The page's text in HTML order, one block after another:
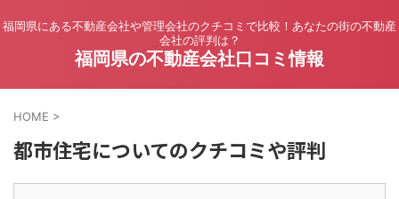
福岡県にある不動産会社や管理会社のクチコミで比較！あなたの街の不動産
会社の評判は？
福岡県の不動産会社口コミ情報
HOME >
都市住宅についてのクチコミや評判